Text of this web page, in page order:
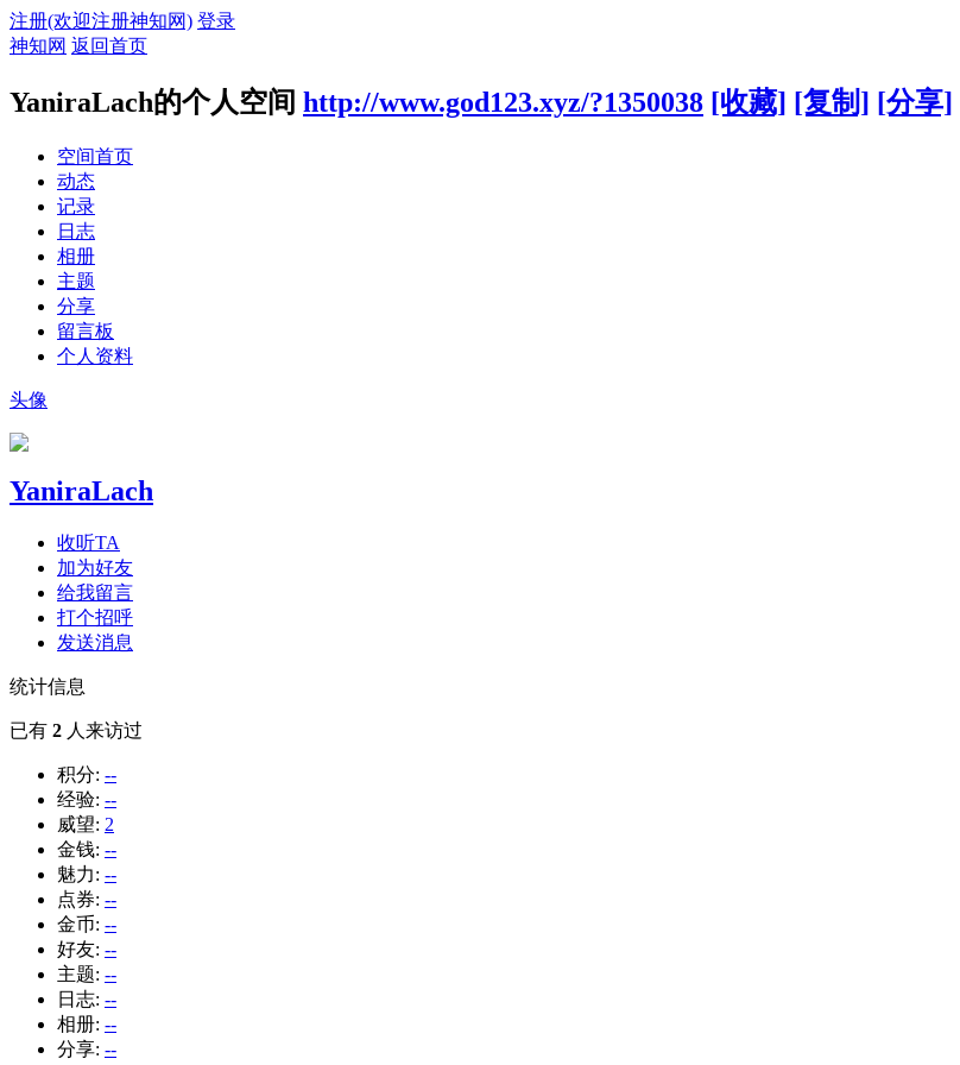
注册(欢迎注册神知网) 登录
神知网 返回首页
YaniraLach的个人空间 http://www.god123.xyz/?1350038 [收藏] [复制] [分享]
空间首页
动态
记录
日志
相册
主题
分享
留言板
个人资料
头像
YaniraLach
收听TA
加为好友
给我留言
打个招呼
发送消息
统计信息
已有 2 人来访过
积分: --
经验: --
威望: 2
金钱: --
魅力: --
点券: --
金币: --
好友: --
主题: --
日志: --
相册: --
分享: --